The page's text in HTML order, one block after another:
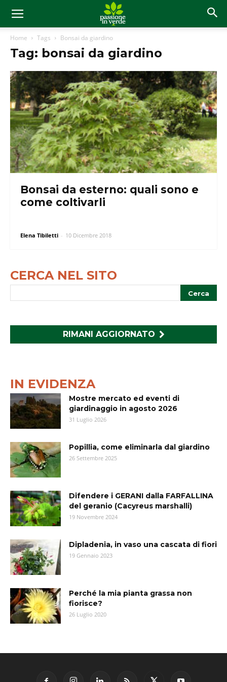
Home Tags Bonsai da giardino
Tag: bonsai da giardino
Bonsai da esterno: quali sono e
come coltivarli
Elena Tibiletti - 10 Dicembre 2018
CERCA NEL SITO
RIMANI AGGIORNATO
IN EVIDENZA
Mostre mercato ed eventi di
giardinaggio in agosto 2026
31 Luglio 2026
Popillia, come eliminarla dal giardino
26 Settembre 2025
Difendere i GERANI dalla FARFALLINA
del geranio (Cacyreus marshalli)
19 Novembre 2024
Dipladenia, in vaso una cascata di fiori
19 Gennaio 2023
Perché la mia pianta grassa non
fiorisce?
26 Luglio 2020